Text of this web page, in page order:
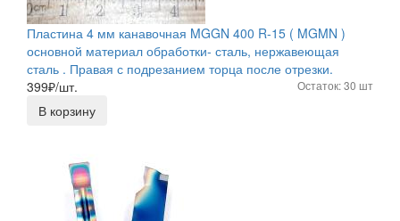
Пластина 4 мм канавочная MGGN 400 R-15 ( MGMN )
основной материал обработки- сталь, нержавеющая
сталь . Правая с подрезанием торца после отрезки.
399₽/шт. Остаток: 30 шт
В корзину